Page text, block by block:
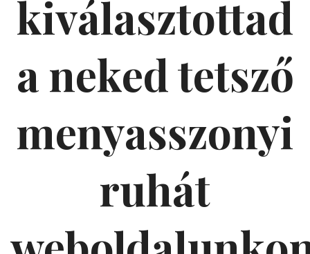
kiválasztottad
a neked tetsző
menyasszonyi
ruhát